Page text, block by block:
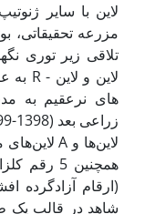
مزرعه تحقیقاتی،
تلاقی زیر توری
همچنین 5
(ارقام آزادگرده­
شاهد در قالب یک